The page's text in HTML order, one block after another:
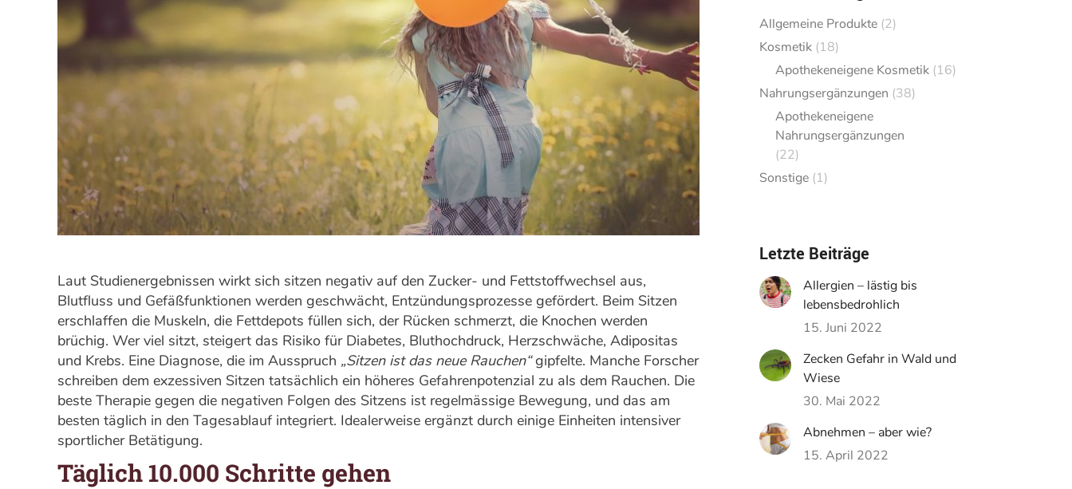
Laut Studienergebnissen wirkt sich sitzen negativ auf den Zucker- und Fettstoffwechsel aus,
Blutfluss und Gefäßfunktionen werden geschwächt, Entzündungsprozesse gefördert. Beim Sitzen
erschlaffen die Muskeln, die Fettdepots füllen sich, der Rücken schmerzt, die Knochen werden
brüchig. Wer viel sitzt, steigert das Risiko für Diabetes, Bluthochdruck, Herzschwäche, Adipositas
und Krebs. Eine Diagnose, die im Ausspruch „Sitzen ist das neue Rauchen“gipfelte. Manche Forscher
schreiben dem exzessiven Sitzen tatsächlich ein höheres Gefahrenpotenzial zu als dem Rauchen. Die
beste Therapie gegen die negativen Folgen des Sitzens ist regelmässige Bewegung, und das am
besten täglich in den Tagesablauf integriert. Idealerweise ergänzt durch einige Einheiten intensiver
sportlicher Betätigung.
Täglich 10.000 Schritte gehen
Allgemeine Produkte (2)
Kosmetik (18)
Apothekeneigene Kosmetik (16)
Nahrungsergänzungen (38)
Apothekeneigene
Nahrungsergänzungen
(22)
Sonstige (1)
Letzte Beiträge
Allergien – lästig bis
lebensbedrohlich
15. Juni 2022
Zecken Gefahr in Wald und
Wiese
30. Mai 2022
Abnehmen – aber wie?
15. April 2022